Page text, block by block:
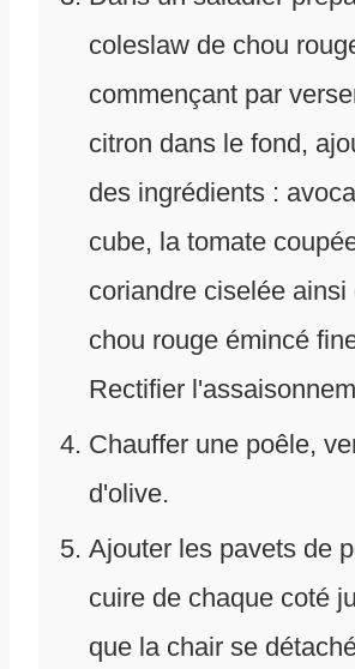
coleslaw de chou
commençant par
citron dans le fond,
des ingrédients :
cube, la tomate
coriandre ciselée ainsi
chou rouge émincé
Rectifier
Chauffer une poêle,
d'olive.
Ajouter les pavets de
cuire de chaque coté
que la chair se